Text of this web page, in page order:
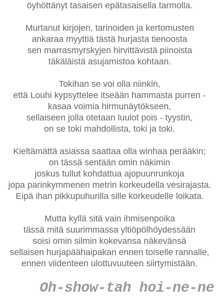
öyhöttänyt tasaisen epätasaisella tarmolla.
Murtanut kirjojen, tarinoiden ja kertomusten
ankaraa myyttiä tästä hurjasta tienoosta
sen marrasmyrskyjen hirvittävistä piinoista
täkäläistä asujamistoa kohtaan.
Tokihan se voi olla niinkin,
että Louhi kypsyttelee itseään hammasta purren -
kasaa voimia hirmunäytökseen,
sellaiseen jolla otetaan luulot pois - tyystin,
on se toki mahdollista, toki ja toki.
Kieltämättä asiassa saattaa olla winhaa perääkin;
on tässä sentään omin näkimin
joskus tullut kohdattua ajopuunrunkoja
jopa parinkymmenen metrin korkeudella vesirajasta.
Eipä ihan pikkupuhurilla sille korkeudelle loikata.
Mutta kyllä sitä vain ihmisenpoika
tässä mitä suurimmassa yltiöpölhöydessään
soisi omin silmin kokevansa näkevänsä
sellaisen hurjapäähaipakan ennen toiselle rannalle,
ennen viidenteen ulottuvuuteen siirtymistään.
Oh-show-tah hoi-ne-ne